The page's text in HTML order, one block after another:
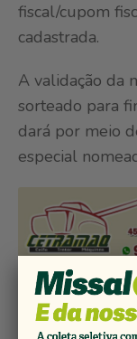
fiscal/cupom
cadastrada.
A validação da
sorteado para
dará por meio
especial
Fonte: